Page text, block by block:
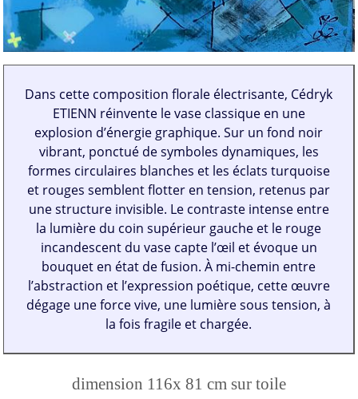
Dans cette composition florale électrisante, Cédryk
ETIENN réinvente le vase classique en une
explosion d’énergie graphique. Sur un fond noir
vibrant, ponctué de symboles dynamiques, les
formes circulaires blanches et les éclats turquoise
et rouges semblent flotter en tension, retenus par
une structure invisible. Le contraste intense entre
la lumière du coin supérieur gauche et le rouge
incandescent du vase capte l’œil et évoque un
bouquet en état de fusion. À mi-chemin entre
l’abstraction et l’expression poétique, cette œuvre
dégage une force vive, une lumière sous tension, à
la fois fragile et chargée.
dimension 116x 81 cm sur toile